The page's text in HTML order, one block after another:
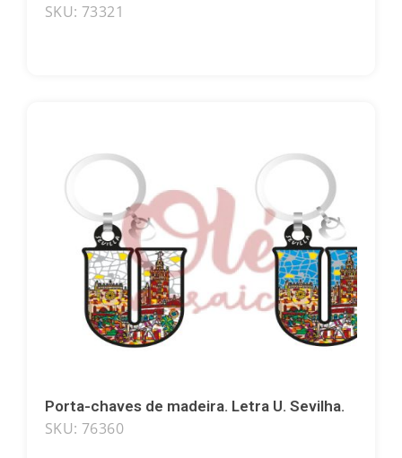
SKU: 73321
Porta-chaves de madeira. Letra U. Sevilha.
SKU: 76360